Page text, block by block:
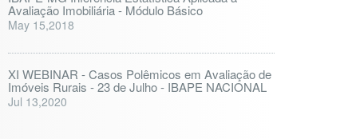
Avaliação Imobiliária - Módulo Básico
May 15,2018
XI WEBINAR - Casos Polêmicos em Avaliação de
Imóveis Rurais - 23 de Julho - IBAPE NACIONAL
Jul 13,2020